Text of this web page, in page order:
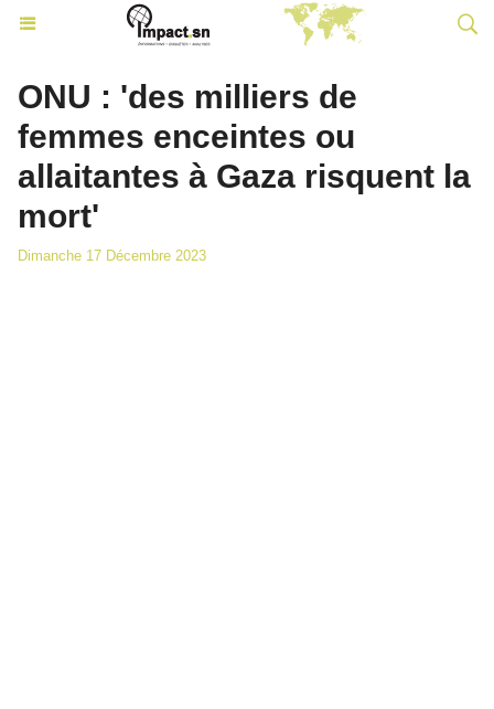
ONU : 'des milliers de
femmes enceintes ou
allaitantes à Gaza risquent la
mort'
Dimanche 17 Décembre 2023